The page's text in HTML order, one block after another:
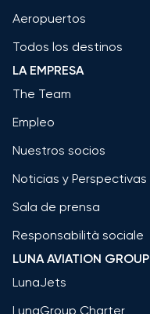
Aeropuertos
Todos los destinos
LA EMPRESA
The Team
Empleo
Nuestros socios
Noticias y Perspectivas
Sala de prensa
Responsabilità sociale
LUNA AVIATION GROUP
LunaJets
LunaGroup Charter